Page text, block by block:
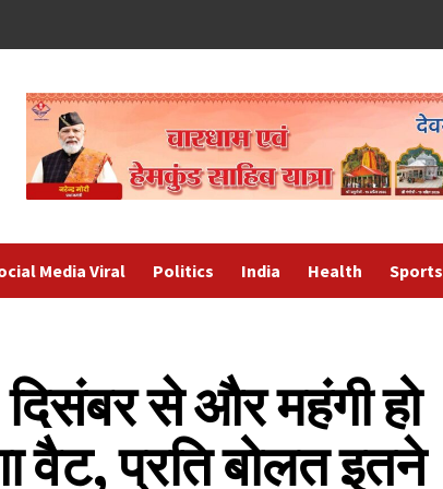
Media Viral Politics India Health Sports
से और महंगी हो
वैट, प्रति बोलत इतने